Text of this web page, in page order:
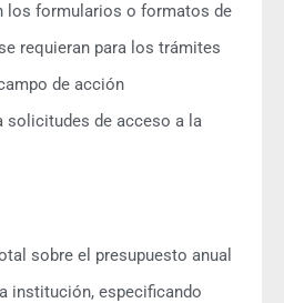
los formularios o formatos de
requieran para los trámites
de acción
solicitudes de acceso a la
sobre el presupuesto anual
institución, especificando